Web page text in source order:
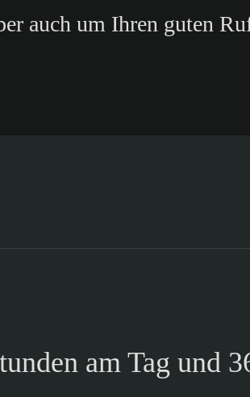
auch um Ihren guten
am Tag und